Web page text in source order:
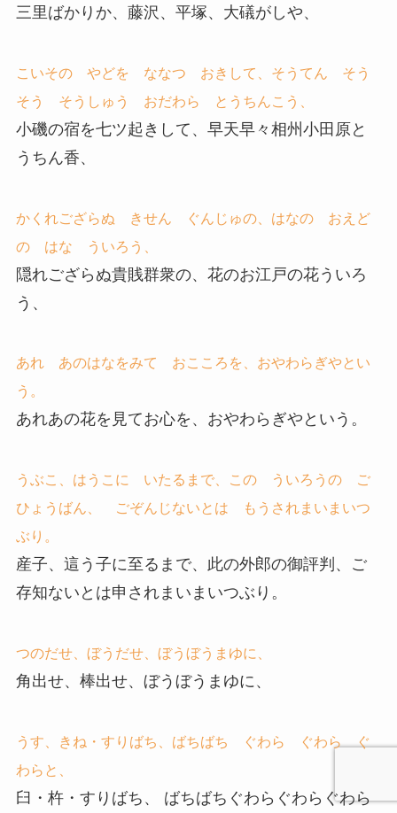
三里ばかりか、藤沢、平塚、大礒がしや、
こいその やどを ななつ おきして、そうてん そう
そう そうしゅう おだわら とうちんこう、
小磯の宿を七ツ起きして、早天早々相州小田原と
うちん香、
かくれござらぬ きせん ぐんじゅの、はなの おえど
の はな ういろう、
隠れござらぬ貴賎群衆の、花のお江戸の花ういろ
う、
あれ あのはなをみて おこころを、おやわらぎやとい
う。
あれあの花を見てお心を、おやわらぎやという。
うぶこ、はうこに いたるまで、この ういろうの ご
ひょうばん、 ごぞんじないとは もうされまいまいつ
ぶり。
産子、這う子に至るまで、此の外郎の御評判、ご
存知ないとは申されまいまいつぶり。
つのだせ、ぼうだせ、ぼうぼうまゆに、
角出せ、棒出せ、ぼうぼうまゆに、
うす、きね・すりばち、ばちばち ぐわら ぐわら ぐ
わらと、
臼・杵・すりばち、 ばちばちぐわらぐわらぐわら